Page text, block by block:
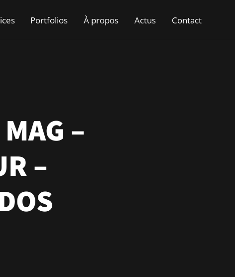
Portfolios À propos Actus Contact
–
–